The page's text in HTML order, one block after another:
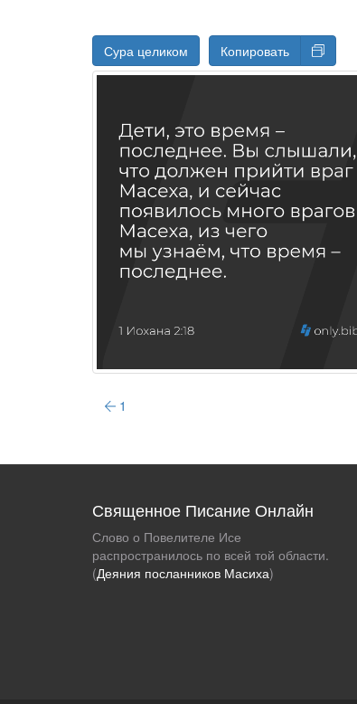
Сура целиком Копировать
1
Священное Писание Онлайн
Слово о Повелителе Исе
распространилось по всей той области.
(Деяния посланников Масиха)